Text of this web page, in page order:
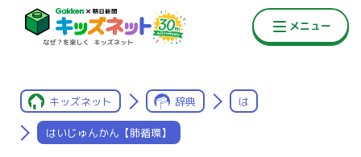
キッズネット 辞典 は
はいじゅんかん【肺循環】